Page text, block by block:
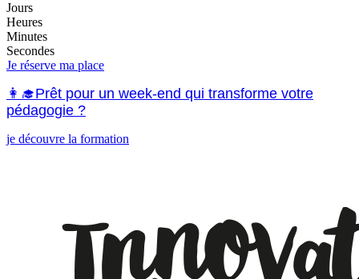
Jours
Heures
Minutes
Secondes
Je réserve ma place
👩‍🎓Prêt pour un week-end qui transforme votre
pédagogie ?
je découvre la formation